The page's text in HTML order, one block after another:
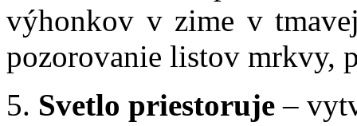
výhonkov v zime v
pozorovanie listov mrkvy,
5. Svetlo priestoruje –